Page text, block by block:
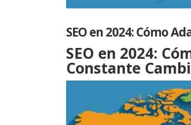
SEO en 2024: Cómo
SEO en 2024:
Constante